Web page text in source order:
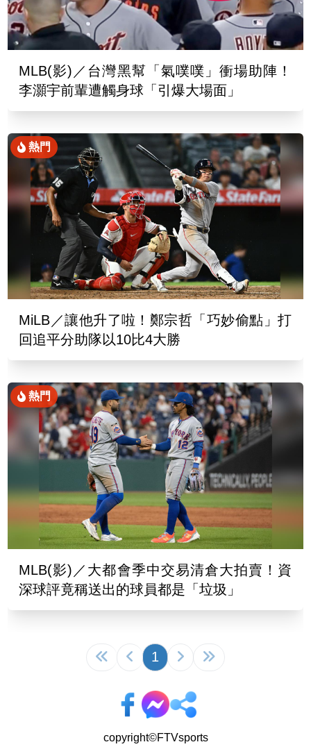
MLB(影)／台灣黑幫「氣噗噗」衝場助陣！
李灝宇前輩遭觸身球「引爆大場面」
熱門
MiLB／讓他升了啦！鄭宗哲「巧妙偷點」打
回追平分助隊以10比4大勝
熱門
MLB(影)／大都會季中交易清倉大拍賣！資
深球評竟稱送出的球員都是「垃圾」
1
copyright©FTVsports